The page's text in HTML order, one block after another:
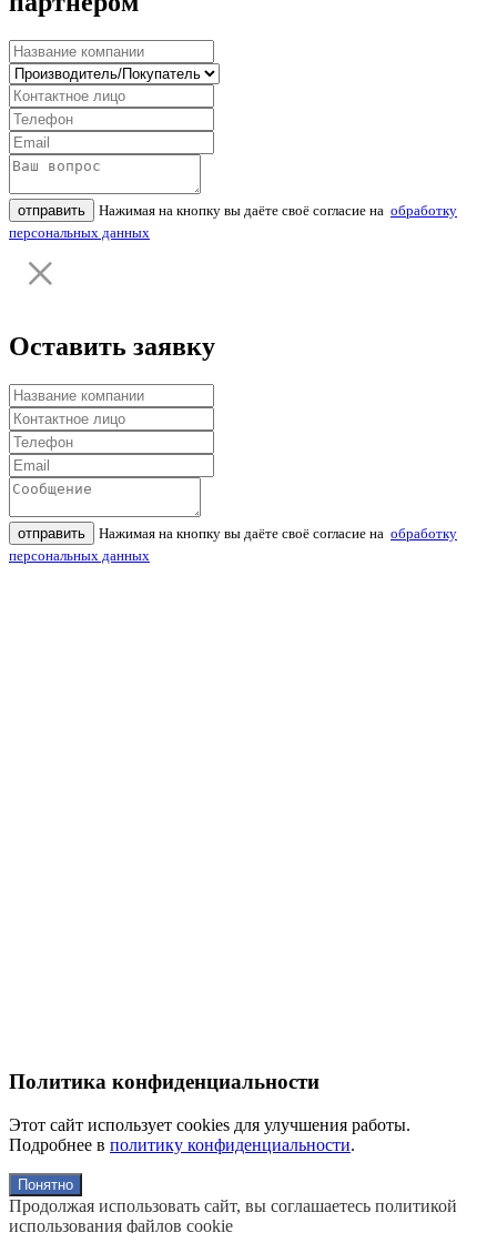
отправить Нажимая на кнопку вы даёте своё согласие на обработку
персональных данных
Оставить заявку
отправить Нажимая на кнопку вы даёте своё согласие на обработку
персональных данных
Политика конфиденциальности
Этот сайт использует cookies для улучшения работы.
Подробнее в политику конфиденциальности.
Понятно
Продолжая использовать сайт, вы соглашаетесь политикой
использования файлов cookie